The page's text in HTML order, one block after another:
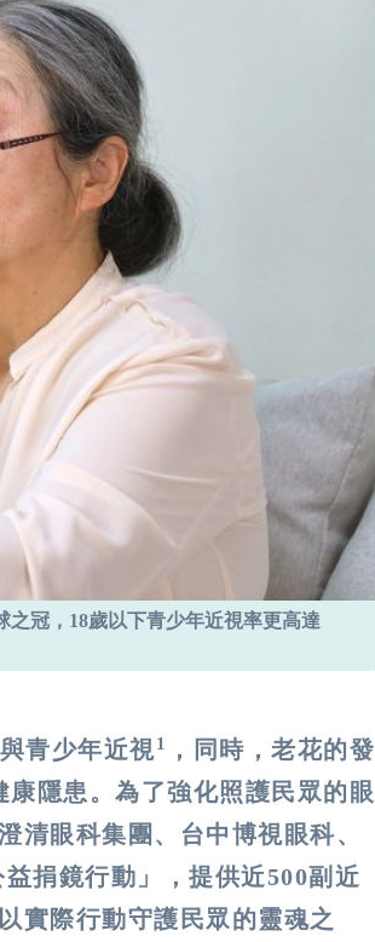
冠，18歲以下青少年近視率更高達
青少年近視1
，同時，老花的發
康隱患。為了強化照護民眾的眼
清眼科集團、台中博視眼科、
捐鏡行動」，提供近500副近
實際行動守護民眾的靈魂之